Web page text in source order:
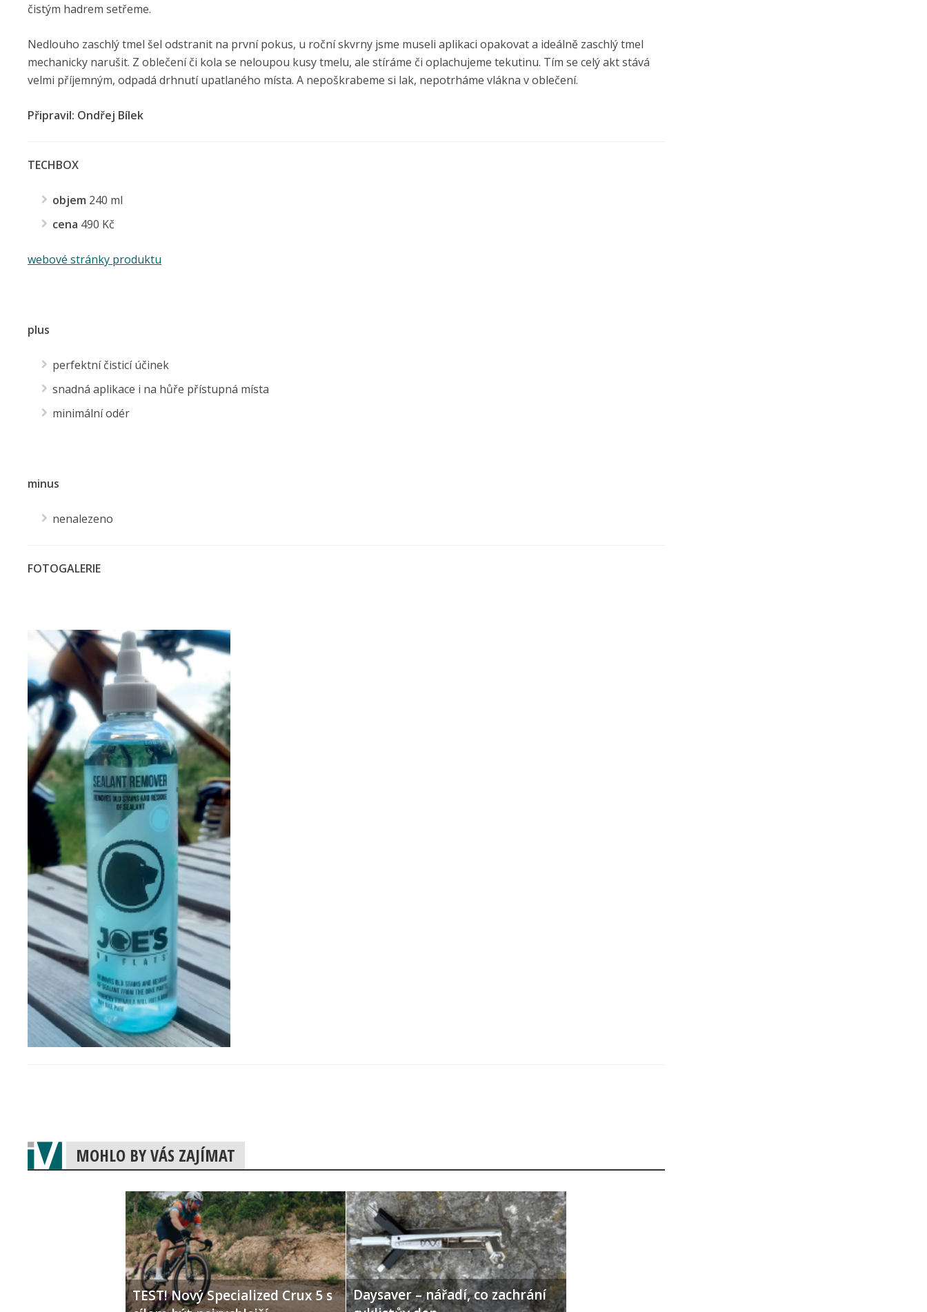
čistým hadrem setřeme.
Nedlouho zaschlý tmel šel odstranit na první pokus, u roční skvrny jsme museli aplikaci opakovat a ideálně zaschlý tmel
mechanicky narušit. Z oblečení či kola se neloupou kusy tmelu, ale stíráme či oplachujeme tekutinu. Tím se celý akt stává
velmi příjemným, odpadá drhnutí upatlaného místa. A nepoškrabeme si lak, nepotrháme vlákna v oblečení.
Připravil: Ondřej Bílek
TECHBOX
objem 240 ml
cena 490 Kč
webové stránky produktu
plus
perfektní čisticí účinek
snadná aplikace i na hůře přístupná místa
minimální odér
minus
nenalezeno
FOTOGALERIE
MOHLO BY VÁS ZAJÍMAT
TEST! Nový Specialized Crux 5 s
Daysaver – nářadí, co zachrání